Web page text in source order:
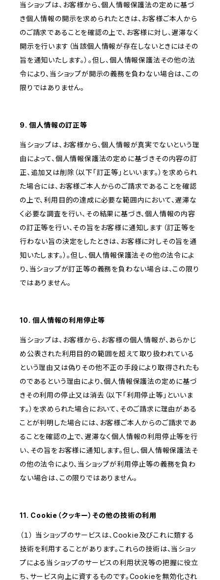
当ショップは、お客様から、個人情報保護法の定めに基づ
き個人情報の開示を求められたときは、お客様ご本人から
のご請求であることを確認の上で、お客様に対し、遅滞なく
開示を行います（当該個人情報が存在しないときにはその
旨を通知いたします。）。但し、個人情報保護法その他の法
令により、当ショップが開示の義務を負わない場合は、この
限りではありません。
9. 個人情報の訂正等
当ショップは、お客様から、個人情報が真実でないという理
由によって、個人情報保護法の定めに基づきその内容の訂
正、追加又は削除（以下「訂正等」といいます。）を求められ
た場合には、お客様ご本人からのご請求であることを確認
の上で、利用目的の達成に必要な範囲内において、遅滞な
く必要な調査を行い、その結果に基づき、個人情報の内容
の訂正等を行い、その旨をお客様に通知します（訂正等を
行わない旨の決定をしたときは、お客様に対しその旨を通
知いたします。）。但し、個人情報保護法その他の法令によ
り、当ショップが訂正等の義務を負わない場合は、この限り
ではありません。
10. 個人情報の利用停止等
当ショップは、お客様から、お客様の個人情報が、あらかじ
め公表された利用目的の範囲を超えて取り扱われている
という理由又は偽りその他不正の手段により取得されたも
のであるという理由により、個人情報保護法の定めに基づ
きその利用の停止又は消去（以下「利用停止等」といいま
す。）を求められた場合において、そのご請求に理由がある
ことが判明した場合には、お客様ご本人からのご請求であ
ることを確認の上で、遅滞なく個人情報の利用停止等を行
い、その旨をお客様に通知します。但し、個人情報保護法そ
の他の法令により、当ショップが利用停止等の義務を負わ
ない場合は、この限りではありません。
11. Cookie（クッキー）その他の技術の利用
（１） 当ショップのサービスは、Cookie及びこれに類する
技術を利用することがあります。これらの技術は、当ショッ
プによる当ショップのサービスの利用状況等の把握に役立
ち、サービス向上に資するものです。Cookieを無効化され